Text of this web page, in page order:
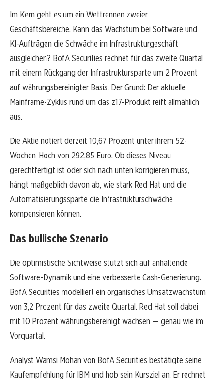
Im Kern geht es um ein Wettrennen zweier
Geschäftsbereiche. Kann das Wachstum bei Software und
KI-Aufträgen die Schwäche im Infrastrukturgeschäft
ausgleichen? BofA Securities rechnet für das zweite Quartal
mit einem Rückgang der Infrastruktursparte um 2 Prozent
auf währungsbereinigter Basis. Der Grund: Der aktuelle
Mainframe-Zyklus rund um das z17-Produkt reift allmählich
aus.
Die Aktie notiert derzeit 10,67 Prozent unter ihrem 52-
Wochen-Hoch von 292,85 Euro. Ob dieses Niveau
gerechtfertigt ist oder sich nach unten korrigieren muss,
hängt maßgeblich davon ab, wie stark Red Hat und die
Automatisierungssparte die Infrastrukturschwäche
kompensieren können.
Das bullische Szenario
Die optimistische Sichtweise stützt sich auf anhaltende
Software-Dynamik und eine verbesserte Cash-Generierung.
BofA Securities modelliert ein organisches Umsatzwachstum
von 3,2 Prozent für das zweite Quartal. Red Hat soll dabei
mit 10 Prozent währungsbereinigt wachsen — genau wie im
Vorquartal.
Analyst Wamsi Mohan von BofA Securities bestätigte seine
Kaufempfehlung für IBM und hob sein Kursziel an. Er rechnet